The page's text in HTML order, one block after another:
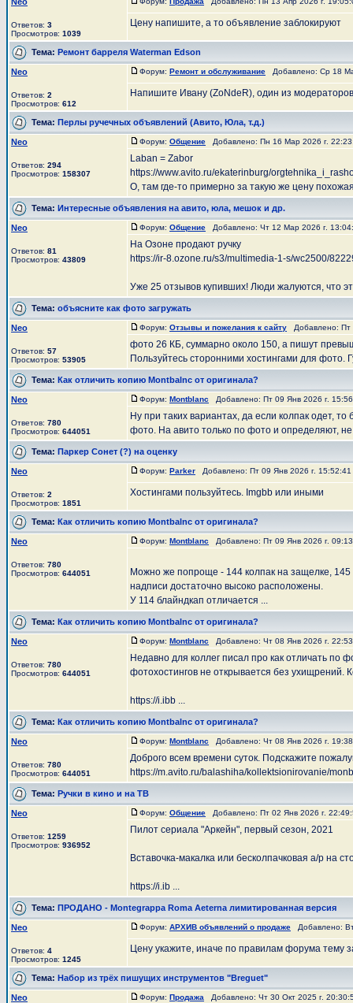
Ответов: 3
Просмотров: 1039
Цену напишите, а то объявление заблокируют
Тема: Ремонт барреля Waterman Edson
Neo
Ответов: 2
Просмотров: 612
Форум: Ремонт и обслуживание Добавлено: Ср 18
Напишите Ивану (ZoNdeR), один из
Тема: Перлы ручечных объявлений (Авито, Юла, т.д.)
Neo
Ответов: 294
Просмотров: 158307
Форум: Общение Добавлено: Пн 16 Мар 2026 г.
Laban = Zabor
https://www.avito.ru/ekaterinburg/
О, там где-то примерно за такую же цену
Тема: Интересные объявления на авито, юла, мешок и др.
Neo
Ответов: 81
Просмотров: 43809
Форум: Общение Добавлено: Чт 12 Мар 2026 г.
На Озоне продают ручку
https://ir-8.ozone.ru/s3/multimedia-1-s/wc2500/
Уже 25 отзывов купивших! Люди жалуются, что
Тема: объясните как фото загружать
Neo
Ответов: 57
Просмотров: 53905
Форум: Отзывы и пожелания к сайту Добавлено: Пт
фото 26 КБ, суммарно около 150, а пишут
Пользуйтесь сторонними хостингами для фото.
Тема: Как отличить копию Montbalnc от оригинала?
Neo
Ответов: 780
Просмотров: 644051
Форум: Montblanc Добавлено: Пт 09 Янв 2026 г.
Ну при таких вариантах, да если колпак одет,
фото. На авито только по фото и определяют, не
Тема: Паркер Сонет (?) на оценку
Neo
Ответов: 2
Просмотров: 1851
Форум: Parker Добавлено: Пт 09 Янв 2026 г.
Хостингами пользуйтесь. Imgbb или иными
Тема: Как отличить копию Montbalnc от оригинала?
Neo
Ответов: 780
Просмотров: 644051
Форум: Montblanc Добавлено: Пт 09 Янв 2026 г.
Можно же попроще - 144 колпак на защелке, 145
надписи достаточно высоко расположены.
У 114 блайндкап отличается ...
Тема: Как отличить копию Montbalnc от оригинала?
Neo
Ответов: 780
Просмотров: 644051
Форум: Montblanc Добавлено: Чт 08 Янв 2026 г.
Недавно для коллег писал про как отличать по
фотохостингов не открывается без ухищрений.
https://i.ibb ...
Тема: Как отличить копию Montbalnc от оригинала?
Neo
Ответов: 780
Просмотров: 644051
Форум: Montblanc Добавлено: Чт 08 Янв 2026 г.
Доброго всем времени суток. Подскажите
https://m.avito.ru/balashiha/kollektsionirovanie/
Тема: Ручки в кино и на ТВ
Neo
Ответов: 1259
Просмотров: 936952
Форум: Общение Добавлено: Пт 02 Янв 2026 г.
Пилот сериала "Аркейн", первый сезон, 2021
Вставочка-макалка или бесколпачковая а/р на
https://i.ib ...
Тема: ПРОДАНО - Montegrappa Roma Aeterna лимитированная версия
Neo
Ответов: 4
Просмотров: 1245
Форум: АРХИВ объявлений о продаже Добавлено:
Цену укажите, иначе по правилам форума тему
Тема: Набор из трёх пишущих инструментов "Breguet"
Neo Форум: Продажа Добавлено: Чт 30 Окт 2025 г.